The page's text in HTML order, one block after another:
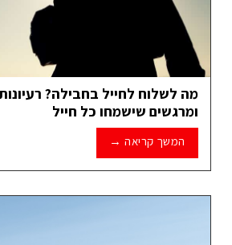
מה לשלוח לחייל בחבילה?
ומרגשים שישמחו כל חייל
המשך קריאה →